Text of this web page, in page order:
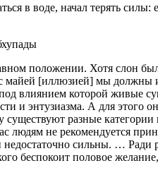
в воде, начал терять
положении. Хотя слон
[иллюзией] мы
влиянием которой живые
энтузиазма. А для этого
существуют разные
людям не рекомендуется
сильны. …
беспокоит половое